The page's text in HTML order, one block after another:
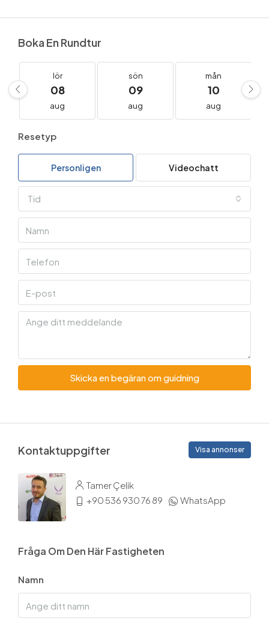
Boka En Rundtur
lör
08
aug
sön
09
aug
mån
10
aug
Resetyp
Personligen Videochatt
Tid
Skicka en begäran om guidning
Kontaktuppgifter Visa annonser
Tamer Çelik
+90 536 930 76 89
WhatsApp
Fråga Om Den Här Fastigheten
Namn